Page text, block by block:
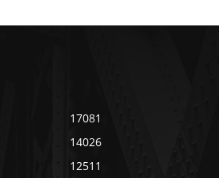
17081
14026
12511